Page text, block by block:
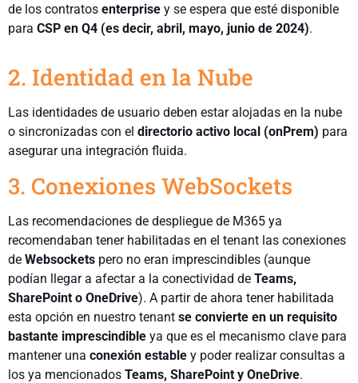
de los contratos enterprise y se espera que esté disponible
para CSP en Q4 (es decir, abril, mayo, junio de 2024).
2. Identidad en la Nube
Las identidades de usuario deben estar alojadas en la nube
o sincronizadas con el directorio activo local (onPrem) para
asegurar una integración fluida.
3. Conexiones WebSockets
Las recomendaciones de despliegue de M365 ya
recomendaban tener habilitadas en el tenant las conexiones
de Websockets pero no eran imprescindibles (aunque
podían llegar a afectar a la conectividad de Teams,
SharePoint o OneDrive). A partir de ahora tener habilitada
esta opción en nuestro tenant se convierte en un requisito
bastante imprescindible ya que es el mecanismo clave para
mantener una conexión estable y poder realizar consultas a
los ya mencionados Teams, SharePoint y OneDrive.